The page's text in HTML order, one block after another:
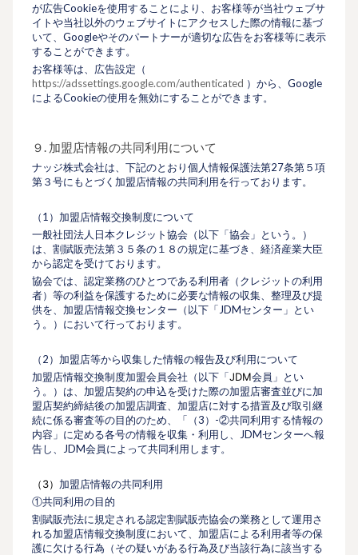
が広告Cookieを使用することにより、お客様等が当社ウェブサ
イトや当社以外のウェブサイトにアクセスした際の情報に基づ
いて、Googleやそのパートナーが適切な広告をお客様等に表示
することができます。
お客様等は、広告設定（
https://adssettings.google.com/authenticated ）から、Google
によるCookieの使用を無効にすることができます。
９. 加盟店情報の共同利用について
ナッジ株式会社は、下記のとおり個人情報保護法第27条第５項
第３号にもとづく加盟店情報の共同利用を行っております。
（1）加盟店情報交換制度について
一般社団法人日本クレジット協会（以下「協会」という。）
は、割賦販売法第３５条の１８の規定に基づき、経済産業大臣
から認定を受けております。
協会では、認定業務のひとつである利用者（クレジットの利用
者）等の利益を保護するために必要な情報の収集、整理及び提
供を、加盟店情報交換センター（以下「JDMセンター」とい
う。）において行っております。
（2）加盟店等から収集した情報の報告及び利用について
加盟店情報交換制度加盟会員会社（以下「JDM会員」とい
う。）は、加盟店契約の申込を受けた際の加盟店審査並びに加
盟店契約締結後の加盟店調査、加盟店に対する措置及び取引継
続に係る審査等の目的のため、「（3）-②共同利用する情報の
内容」に定める各号の情報を収集・利用し、JDMセンターへ報
告し、JDM会員によって共同利用します。
（3） 加盟店情報の共同利用
①共同利用の目的
割賦販売法に規定される認定割賦販売協会の業務として運用さ
れる加盟店情報交換制度において、加盟店による利用者等の保
護に欠ける行為（その疑いがある行為及び当該行為に該当する